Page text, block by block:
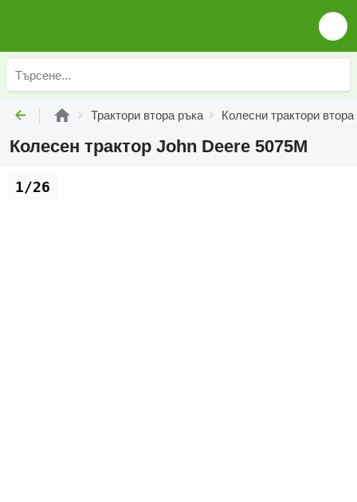
Трактори втора ръка Колесни трактори втора
Колесен трактор John Deere 5075M
1/26